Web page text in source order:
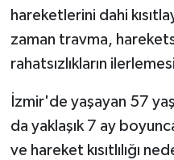
hareketlerini dahi
zaman travma,
rahatsızlıkların
İzmir'de yaşayan 57
da yaklaşık 7 ay
ve hareket kısıtlılığı